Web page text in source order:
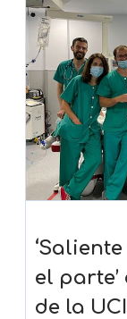
el parte’
de la